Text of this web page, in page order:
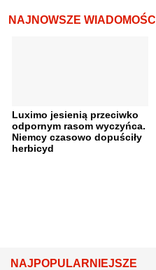
NAJNOWSZE WIADOMOŚCI
Luximo jesienią przeciwko
odpornym rasom wyczyńca.
Niemcy czasowo dopuściły
herbicyd
NAJPOPULARNIEJSZE